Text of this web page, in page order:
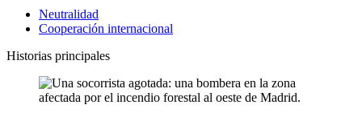
Neutralidad
Cooperación internacional
Historias principales